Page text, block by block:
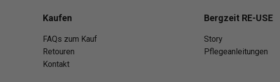
Kaufen
FAQs zum Kauf
Retouren
Kontakt
Bergzeit RE-USE
Story
Pflegeanleitungen